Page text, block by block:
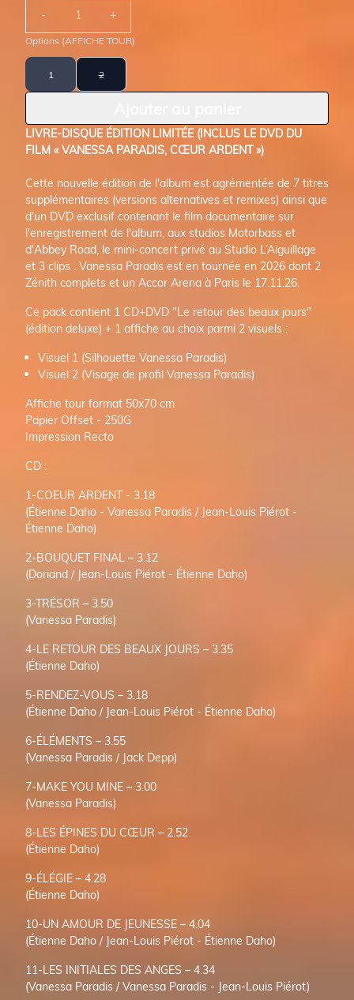
- +
Options (AFFICHE TOUR)
1 2
LIVRE-DISQUE ÉDITION LIMITÉE (INCLUS LE DVD DU
FILM « VANESSA PARADIS, CŒUR ARDENT »)
Cette nouvelle édition de l'album est agrémentée de 7 titres
supplémentaires (versions alternatives et remixes) ainsi que
d'un DVD exclusif contenant le film documentaire sur
l'enregistrement de l'album, aux studios Motorbass et
d'Abbey Road, le mini-concert privé au Studio L’Aiguillage
et 3 clips . Vanessa Paradis est en tournée en 2026 dont 2
Zénith complets et un Accor Arena à Paris le 17.11.26.
Ce pack contient 1 CD+DVD "Le retour des beaux jours"
(édition deluxe) + 1 affiche au choix parmi 2 visuels :
Visuel 1 (Silhouette Vanessa Paradis)
Visuel 2 (Visage de profil Vanessa Paradis)
Affiche tour format 50x70 cm
Papier Offset - 250G
Impression Recto
CD :
1-COEUR ARDENT - 3.18
(Étienne Daho - Vanessa Paradis / Jean-Louis Piérot -
Étienne Daho)
2-BOUQUET FINAL – 3.12
(Doriand / Jean-Louis Piérot - Étienne Daho)
3-TRÉSOR – 3.50
(Vanessa Paradis)
4-LE RETOUR DES BEAUX JOURS – 3.35
(Étienne Daho)
5-RENDEZ-VOUS – 3.18
(Étienne Daho / Jean-Louis Piérot - Étienne Daho)
6-ÉLÉMENTS – 3.55
(Vanessa Paradis / Jack Depp)
7-MAKE YOU MINE – 3.00
(Vanessa Paradis)
8-LES ÉPINES DU CŒUR – 2.52
(Étienne Daho)
9-ÉLÉGIE – 4.28
(Étienne Daho)
10-UN AMOUR DE JEUNESSE – 4.04
(Étienne Daho / Jean-Louis Piérot - Étienne Daho)
11-LES INITIALES DES ANGES – 4.34
(Vanessa Paradis / Vanessa Paradis - Jean-Louis Piérot)